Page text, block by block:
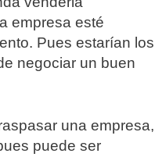
empresa esté
Pues estarían los
negociar un buen
una empresa,
puede ser